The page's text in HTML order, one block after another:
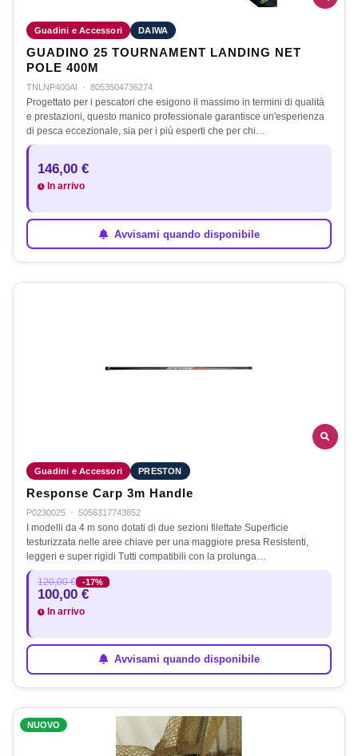
Guadini e Accessori DAIWA
GUADINO 25 TOURNAMENT LANDING NET
POLE 400M
TNLNP400AI · 8053504736274
Progettato per i pescatori che esigono il massimo in termini di qualità
e prestazioni, questo manico professionale garantisce un'esperienza
di pesca eccezionale, sia per i più esperti che per chi…
146,00 €
In arrivo
Avvisami quando disponibile
Guadini e Accessori PRESTON
Response Carp 3m Handle
P0230025 · 5056317743852
I modelli da 4 m sono dotati di due sezioni filettate Superficie
testurizzata nelle aree chiave per una maggiore presa Resistenti,
leggeri e super rigidi Tutti compatibili con la prolunga…
120,00 € -17%
100,00 €
In arrivo
Avvisami quando disponibile
NUOVO